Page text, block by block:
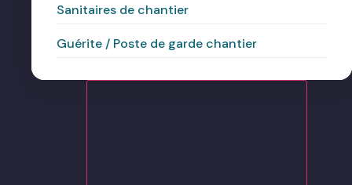
Sanitaires de chantier
Guérite / Poste de garde chantier